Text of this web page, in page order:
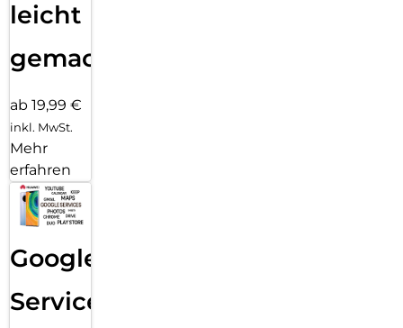
leicht
gemacht!
ab 19,99 €
inkl. MwSt.
Mehr
erfahren
Google
Services